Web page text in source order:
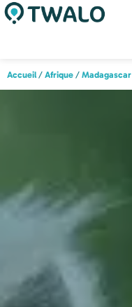
Accueil/ Afrique / Madagascar